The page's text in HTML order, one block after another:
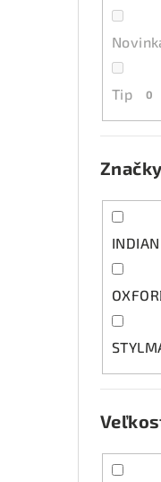
Tip 0
Značky